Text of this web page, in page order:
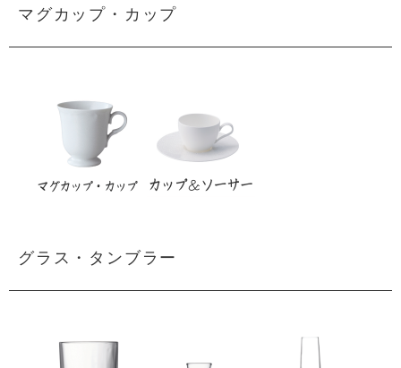
マグカップ・カップ
グラス・タンブラー